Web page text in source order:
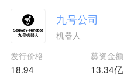
九号公司
机器人
发行价格
18.94
募资金额
13.34亿